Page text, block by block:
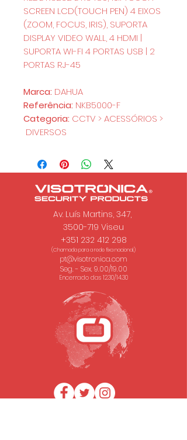
SCREEN LCD(TOUCH PEN) 4 EIXOS
(ZOOM, FOCUS, IRIS), SUPORTA
DISPLAY VIDEO WALL, 4 HDMI |
SUPORTA WI-FI 4 PORTAS USB | 2
PORTAS RJ-45
Marca: DAHUA
Referência: NKB5000-F
Categoria: CCTV > ACESSÓRIOS >
DIVERSOS
Av. Luís Martins, 347,
3500-719 Viseu
+351 232 412 298
(Chamada para a rede fixa nacional.)
pt@visotronica.com
Seg. - Sex. 9.00/19.00
Encerrado das 12.30/14.30